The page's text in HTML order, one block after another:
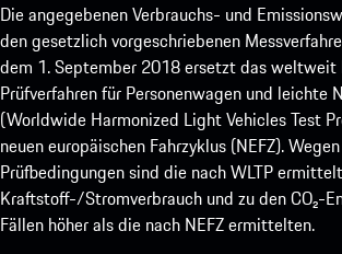
Die angegebenen Verbrauchs- und
den gesetzlich vorgeschriebenen
dem 1. September 2018 ersetzt das weltweit
Prüfverfahren für Personenwagen und leichte
(Worldwide Harmonized Light Vehicles Test
neuen europäischen Fahrzyklus (NEFZ).
Prüfbedingungen sind die nach WLTP
Kraftstoff-/Stromverbrauch und zu den CO₂-
Fällen höher als die nach NEFZ ermittelten.